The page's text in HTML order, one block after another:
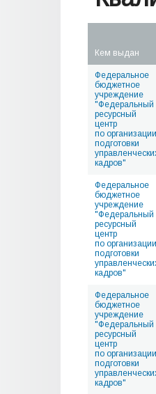
Кем выдан
Федеральное
бюджетное
учреждение
"Федеральный
ресурсный
центр
по организации
подготовки
кадров"
Федеральное
бюджетное
учреждение
"Федеральный
ресурсный
центр
по организации
подготовки
кадров"
Федеральное
бюджетное
учреждение
"Федеральный
ресурсный
центр
по организации
подготовки
кадров"